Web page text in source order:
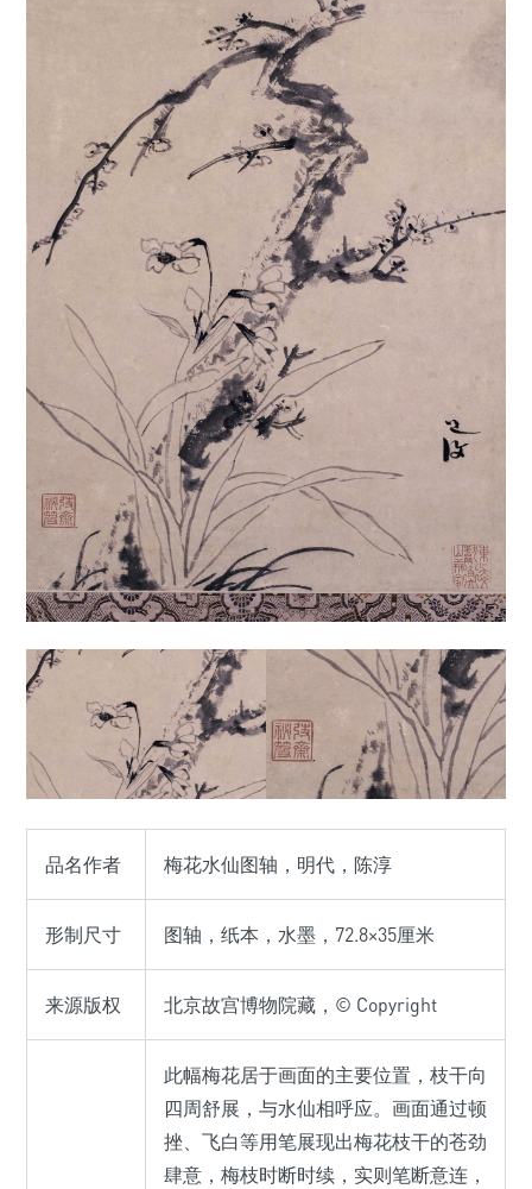
品名作者 梅花水仙图轴，明代，陈淳
形制尺寸 图轴，纸本，水墨，72.8×35厘米
来源版权 北京故宫博物院藏，© Copyright
此幅梅花居于画面的主要位置，枝干向
四周舒展，与水仙相呼应。画面通过顿
挫、飞白等用笔展现出梅花枝干的苍劲
肆意，梅枝时断时续，实则笔断意连，